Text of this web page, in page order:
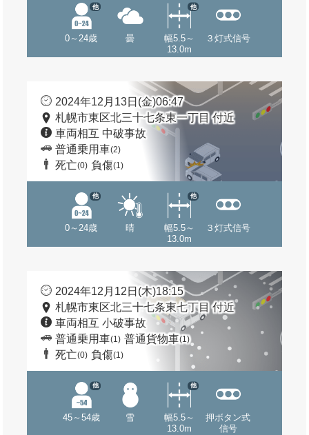
0～24歳
他
曇
幅5.5～
13.0m
他
３灯式信号
2024年12月13日(金)06:47
札幌市東区北三十七条東一丁目 付近
車両相互 中破事故
普通乗用車(2)
死亡(0) 負傷(1)
0～24歳
他
晴
幅5.5～
13.0m
他
３灯式信号
2024年12月12日(木)18:15
札幌市東区北三十七条東七丁目 付近
車両相互 小破事故
普通乗用車(1) 普通貨物車(1)
死亡(0) 負傷(1)
45～54歳
他
雪
幅5.5～
13.0m
他
押ボタン式
信号